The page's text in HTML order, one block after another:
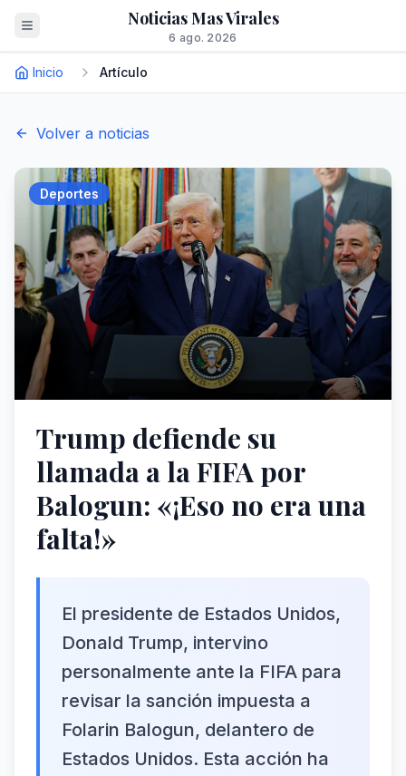
Noticias Mas Virales
6 ago. 2026
Inicio Artículo
Volver a noticias
Deportes
Trump defiende su
llamada a la FIFA por
Balogun: «¡Eso no era una
falta!»
El presidente de Estados Unidos,
Donald Trump, intervino
personalmente ante la FIFA para
revisar la sanción impuesta a
Folarin Balogun, delantero de
Estados Unidos. Esta acción ha